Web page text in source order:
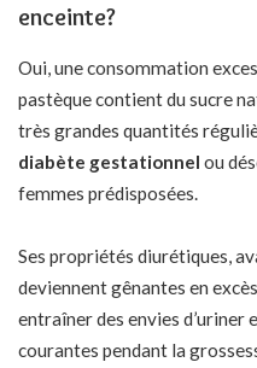
enceinte?
Oui, une consommation
pastèque contient du sucre
très grandes quantités
diabète gestationnel ou
femmes prédisposées.
Ses propriétés diurétiques,
deviennent gênantes en
entraîner des envies d’uriner
courantes pendant la